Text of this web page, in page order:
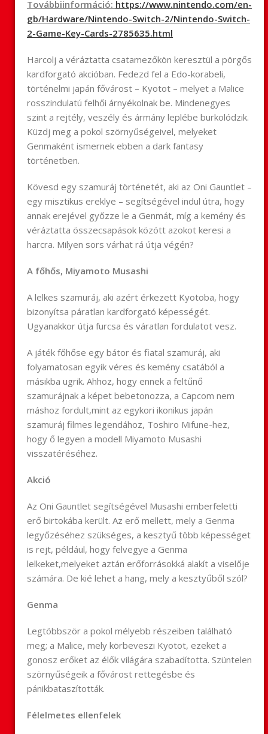
Továbbiinformáció: https://www.nintendo.com/en-
gb/Hardware/Nintendo-Switch-2/Nintendo-Switch-
2-Game-Key-Cards-2785635.html
Harcolj a véráztatta csatamezőkön keresztül a pörgős
kardforgató akcióban. Fedezd fel a Edo-korabeli,
történelmi japán fővárost – Kyotot – melyet a Malice
rosszindulatú felhői árnyékolnak be. Mindenegyes
szint a rejtély, veszély és ármány leplébe burkolódzik.
Küzdj meg a pokol szörnyűségeivel, melyeket
Genmaként ismernek ebben a dark fantasy
történetben.
Kövesd egy szamuráj történetét, aki az Oni Gauntlet –
egy misztikus ereklye – segítségével indul útra, hogy
annak erejével győzze le a Genmát, míg a kemény és
véráztatta összecsapások között azokot keresi a
harcra. Milyen sors várhat rá útja végén?
A főhős, Miyamoto Musashi
A lelkes szamuráj, aki azért érkezett Kyotoba, hogy
bizonyítsa páratlan kardforgató képességét.
Ugyanakkor útja furcsa és váratlan fordulatot vesz.
A játék főhőse egy bátor és fiatal szamuráj, aki
folyamatosan egyik véres és kemény csatából a
másikba ugrik. Ahhoz, hogy ennek a feltűnő
szamurájnak a képet bebetonozza, a Capcom nem
máshoz fordult,mint az egykori ikonikus japán
szamuráj filmes legendához, Toshiro Mifune-hez,
hogy ő legyen a modell Miyamoto Musashi
visszatéréséhez.
Akció
Az Oni Gauntlet segítségével Musashi emberfeletti
erő birtokába került. Az erő mellett, mely a Genma
legyőzéséhez szükséges, a kesztyű több képességet
is rejt, például, hogy felvegye a Genma
lelkeket,melyeket aztán erőforrásokká alakít a viselője
számára. De kié lehet a hang, mely a kesztyűből szól?
Genma
Legtöbbször a pokol mélyebb részeiben található
meg; a Malice, mely körbeveszi Kyotot, ezeket a
gonosz erőket az élők világára szabadította. Szüntelen
szörnyűségeik a fővárost rettegésbe és
pánikbataszították.
Félelmetes ellenfelek